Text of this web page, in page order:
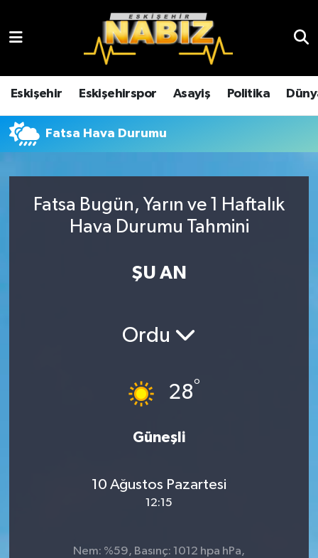
Eskişehir Eskişehirspor Asayiş Politika
Fatsa Hava Durumu
Fatsa Bugün, Yarın ve 1 Haftalık
Hava Durumu Tahmini
ŞU AN
Ordu
28°
Güneşli
10 Ağustos Pazartesi
12:15
Nem: %59, Basınç: 1012 hpa hPa,
Çevre
Dünya
Ekonomi
Eskişehir
Eskişehir Hava Durumu
Eskişehir Trafik Yoğunluk Haritası
TFF 3.Lig 4.Grup Puan Durumu ve Fikstür
Son Dakika Haberleri
Haber Arşivi